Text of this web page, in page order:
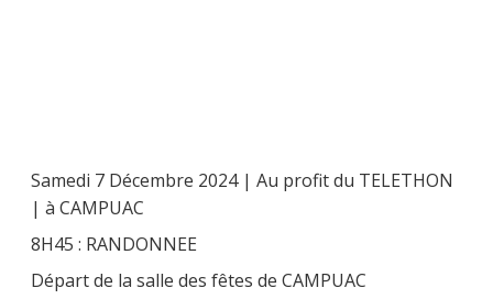
Samedi 7 Décembre 2024 | Au profit du TELETHON
| à CAMPUAC
8H45 : RANDONNEE
Départ de la salle des fêtes de CAMPUAC